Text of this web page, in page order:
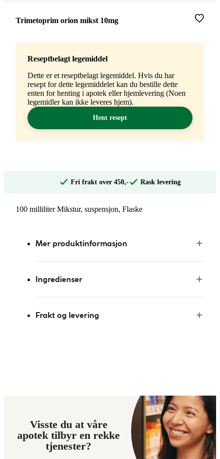
Merke:
Trimetoprim orion mikst 10mg
Reseptbelagt legemiddel
Dette er et reseptbelagt legemiddel. Hvis du har
resept for dette legemiddelet kan du bestille dette
enten for henting i apotek eller hjemlevering (Noen
legemidler kan ikke leveres hjem).
Hent resept
Fri frakt over 450,- Rask levering
100 milliliter Mikstur, suspensjon, Flaske
Mer produktinformasjon
Ingredienser
Frakt og levering
Visste du at våre
apotek tilbyr en rekke
tjenester?